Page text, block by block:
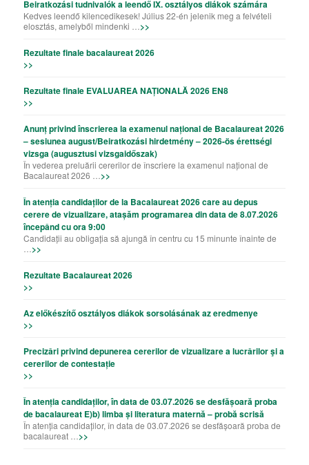
Beiratkozási tudnivalók a leendő IX. osztályos diákok számára
Kedves leendő kilencedikesek! Július 22-én jelenik meg a felvételi
elosztás, amelyből mindenki … >>
Rezultate finale bacalaureat 2026
>>
Rezultate finale EVALUAREA NAȚIONALĂ 2026 EN8
>>
Anunț privind înscrierea la examenul național de Bacalaureat 2026
– sesiunea august/Beiratkozási hirdetmény – 2026-ös érettségi
vizsga (augusztusi vizsgaidőszak)
În vederea preluării cererilor de înscriere la examenul național de
Bacalaureat 2026 … >>
În atenția candidaților de la Bacalaureat 2026 care au depus
cerere de vizualizare, atașăm programarea din data de 8.07.2026
începând cu ora 9:00
Candidații au obligația să ajungă în centru cu 15 minunte înainte de
>>
Rezultate Bacalaureat 2026
>>
Az előkészítő osztályos diákok sorsolásának az eredmenye
>>
Precizǎri privind depunerea cererilor de vizualizare a lucrǎrilor şi a
cererilor de contestație
>>
În atenția candidaților, în data de 03.07.2026 se desfășoară proba
de bacalaureat E)b) limba și literatura maternă – probă scrisă
În atenția candidaților, în data de 03.07.2026 se desfășoară proba de
bacalaureat … >>